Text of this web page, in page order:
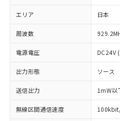
エリア 日本
周波数
電源電圧 DC24V
出力形態 ソース
送信出力 1mW以
無線区間通信速度
※1 対応状況
対応済み：EU RoHS
非含有に対応した製品が